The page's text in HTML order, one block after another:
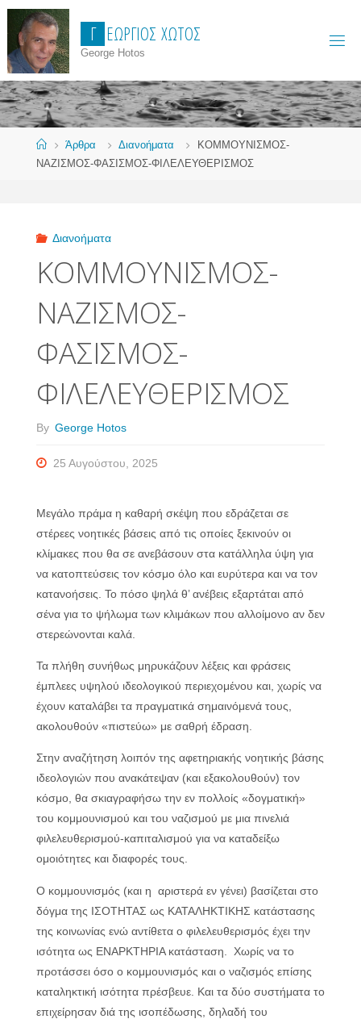
Skip
content
Γ ΕΏΡΓΙΟΣ ΧΏΤΟΣ
George Hotos
HomeΆρθρα Διανοήματα
ΚΟΜΜΟΥΝΙΣΜΟΣ-
ΝΑΖΙΣΜΟΣ-ΦΑΣΙΣΜΟΣ-ΦΙΛΕΛΕΥΘΕΡΙΣΜΟΣ
Διανοήματα
ΚΟΜΜΟΥΝΙΣΜΟΣ-
ΝΑΖΙΣΜΟΣ-
ΦΑΣΙΣΜΟΣ-
ΦΙΛΕΛΕΥΘΕΡΙΣΜΟΣ
By George Hotos
25 Αυγούστου, 2025
Μεγάλο πράμα η καθαρή σκέψη που εδράζεται σε
στέρεες νοητικές βάσεις από τις οποίες ξεκινούν οι
κλίμακες που θα σε ανεβάσουν στα κατάλληλα ύψη για
να κατοπτεύσεις τον κόσμο όλο και ευρύτερα και να τον
κατανοήσεις. Το πόσο ψηλά θ’ ανέβεις εξαρτάται από
σένα για το ψήλωμα των κλιμάκων που αλλοίμονο αν δεν
στερεώνονται καλά.
Τα πλήθη συνήθως μηρυκάζουν λέξεις και φράσεις
έμπλεες υψηλού ιδεολογικού περιεχομένου και, χωρίς να
έχουν καταλάβει τα πραγματικά σημαινόμενά τους,
ακολουθούν «πιστεύω» με σαθρή έδραση.
Στην αναζήτηση λοιπόν της αφετηριακής νοητικής βάσης
ιδεολογιών που ανακάτεψαν (και εξακολουθούν) τον
κόσμο, θα σκιαγραφήσω την εν πολλοίς «δογματική»
του κομμουνισμού και του ναζισμού με μια πινελιά
φιλελευθερισμού-καπιταλισμού για να καταδείξω
ομοιότητες και διαφορές τους.
Ο κομμουνισμός (και η αριστερά εν γένει) βασίζεται στο
δόγμα της ΙΣΟΤΗΤΑΣ ως ΚΑΤΑΛΗΚΤΙΚΗΣ κατάστασης
της κοινωνίας ενώ αντίθετα ο φιλελευθερισμός έχει την
ισότητα ως ΕΝΑΡΚΤΗΡΙΑ κατάσταση. Χωρίς να το
προτάσσει όσο ο κομμουνισμός και ο ναζισμός επίσης
καταληκτική ισότητα πρέσβευε. Και τα δύο συστήματα το
επιχείρησαν διά της ισοπέδωσης, δηλαδή του